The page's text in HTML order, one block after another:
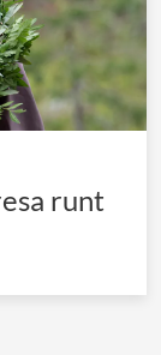
runt